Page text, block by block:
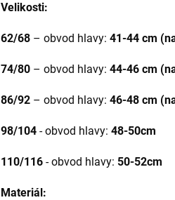
Velikosti:
62/68 – obvod hlavy: 41-44 cm
74/80 – obvod hlavy: 44-46 cm
86/92 – obvod hlavy: 46-48 cm
98/104 - obvod hlavy: 48-50cm
110/116 - obvod hlavy: 50-52cm
Materiál: